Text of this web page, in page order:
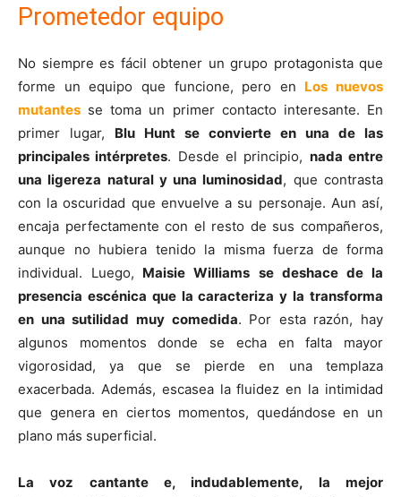
Prometedor equipo
No siempre es fácil obtener un grupo protagonista que
forme un equipo que funcione, pero en Los nuevos
mutantes se toma un primer contacto interesante. En
primer lugar, Blu Hunt se convierte en una de las
principales intérpretes. Desde el principio, nada entre
una ligereza natural y una luminosidad, que contrasta
con la oscuridad que envuelve a su personaje. Aun así,
encaja perfectamente con el resto de sus compañeros,
aunque no hubiera tenido la misma fuerza de forma
individual. Luego, Maisie Williams se deshace de la
presencia escénica que la caracteriza y la transforma
en una sutilidad muy comedida. Por esta razón, hay
algunos momentos donde se echa en falta mayor
vigorosidad, ya que se pierde en una templaza
exacerbada. Además, escasea la fluidez en la intimidad
que genera en ciertos momentos, quedándose en un
plano más superficial.
La voz cantante e, indudablemente, la mejor